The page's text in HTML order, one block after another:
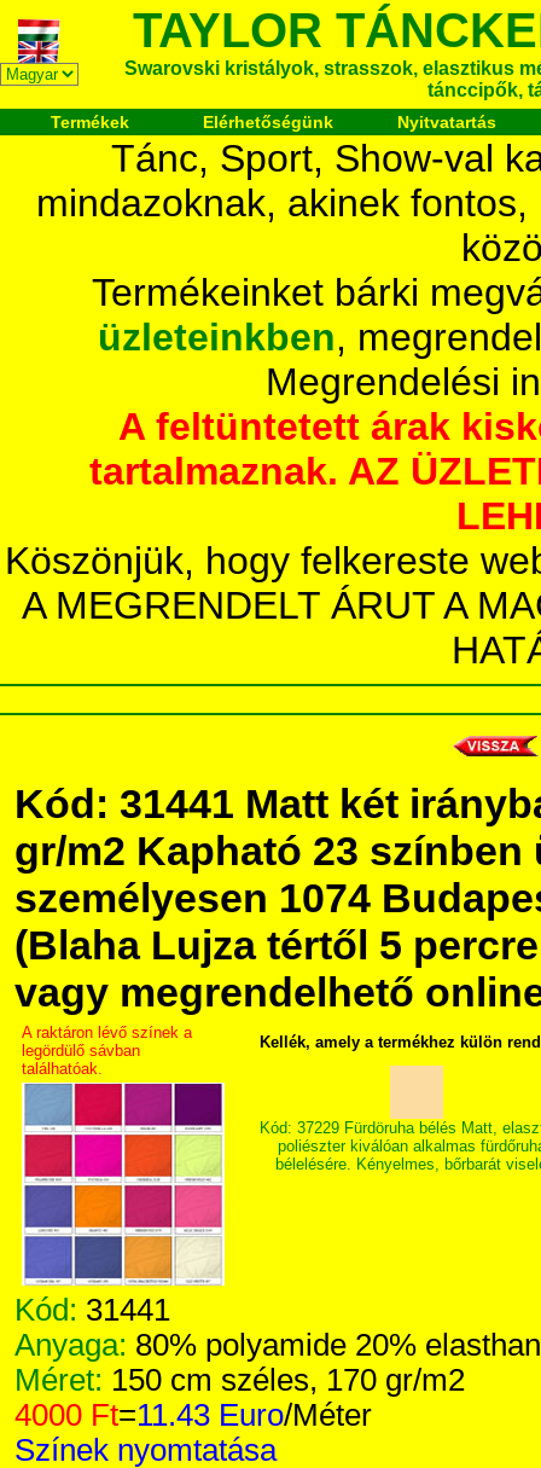
TAYLOR
Swarovski kristályok, strasszok, elasztikus
tánccipők,
Termékek Elérhetőségünk Nyitvatartás
Tánc, Sport, Show-val
mindazoknak, akinek
Termékeinket bárki
üzleteinkben,
Megrendelési
A feltüntetett árak
tartalmaznak. AZ
Köszönjük, hogy felkereste
A MEGRENDELT ÁRUT A
Kód: 31441 Matt két
gr/m2 Kapható 23 színben
személyesen 1074
(Blaha Lujza tértől 5
vagy megrendelhető
A raktáron lévő színek a
legördülő sávban
találhatóak.
Kellék, amely a termékhez külön
Kód: 37229 Fürdöruha bélés Matt,
poliészter kiválóan alkalmas
bélelésére. Kényelmes, bőrbarát
Kód: 31441
Anyaga: 80% polyamide 20%
Méret: 150 cm széles, 170 gr/m2
4000 Ft=11.43 Euro/Méter
Színek nyomtatása